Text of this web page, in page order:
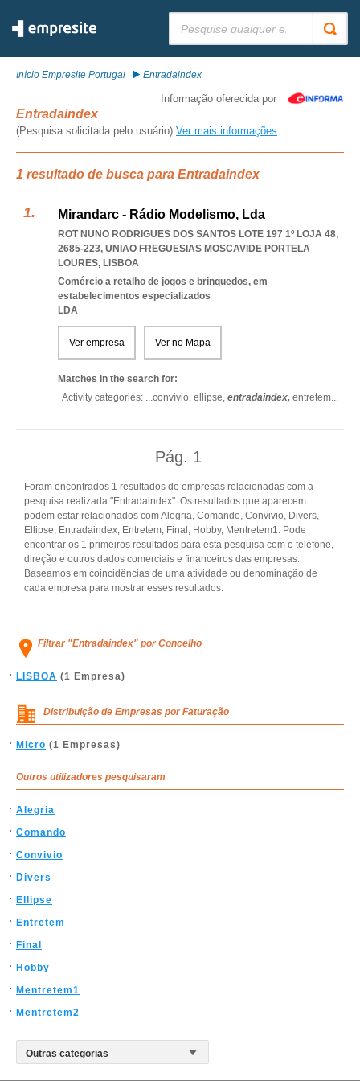
Início Empresite Portugal Entradaindex
Informação oferecida por
Entradaindex
(Pesquisa solicitada pelo usuário) Ver mais informações
1 resultado de busca para Entradaindex
Mirandarc - Rádio Modelismo, Lda
ROT NUNO RODRIGUES DOS SANTOS LOTE 197 1º LOJA 48,
2685-223, UNIAO FREGUESIAS MOSCAVIDE PORTELA
LOURES, LISBOA
Comércio a retalho de jogos e brinquedos, em
estabelecimentos especializados
LDA
Ver empresa Ver no Mapa
Matches in the search for:
Activity categories: ...convívio, ellipse, entradaindex, entretem...
Pág. 1
Foram encontrados 1 resultados de empresas relacionadas com a
pesquisa realizada "Entradaindex". Os resultados que aparecem
podem estar relacionados com Alegria, Comando, Convivio, Divers,
Ellipse, Entradaindex, Entretem, Final, Hobby, Mentretem1. Pode
encontrar os 1 primeiros resultados para esta pesquisa com o telefone,
direção e outros dados comerciais e financeiros das empresas.
Baseamos em coincidências de uma atividade ou denominação de
cada empresa para mostrar esses resultados.
Filtrar "Entradaindex" por Concelho
LISBOA (1 Empresa)
Distribuição de Empresas por Faturação
Micro (1 Empresas)
Outros utilizadores pesquisaram
Alegria
Comando
Convivio
Divers
Ellipse
Entretem
Final
Hobby
Mentretem1
Mentretem2